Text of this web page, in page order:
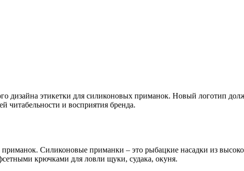
этикетки для силиконовых приманок. Новый логотип
читабельности и восприятия бренда.
Силиконовые приманки – это рыбацкие насадки из
крючками для ловли щуки, судака, окуня.